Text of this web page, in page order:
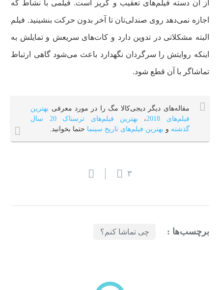
از آن دسته فیلم‌های تعقیب و گریز است. فیلمی با نشاط که
اجازه نمی‌دهد روی صندلی‌تان تا آخر بدون حرکت بنشینید. فیلم
البته مشکلاتی در تدوین دارد و کات‌های سریعش و تمایلش به
اینکه روایتش را سرگردان نگهدارد باعث می‌شود گاهی ارتباط
تماشاگر با آن قطع شود.
مقاله‌های دیگر دیجی‌کالا مگ را در مورد معرفی بهترین
فیلم‌های 2018
،
بهترین فیلم‌های ترسناک 20 سال
گذشته و بهترین فیلم‌های تاریخ سینما حتما بخوانید.
۳
برچسب‌ها : چی تماشا کنم؟